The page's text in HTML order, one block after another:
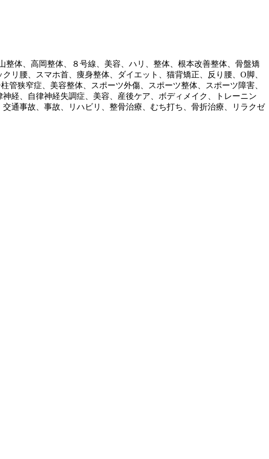
体、高岡整体、８号線、美容、ハリ、整体、根本改善整体、骨盤矯
リ腰、スマホ首、痩身整体、ダイエット、猫背矯正、反り腰、O脚、
狭窄症、美容整体、スポーツ外傷、スポーツ整体、スポーツ障害、
経、自律神経失調症、美容、産後ケア、ボディメイク、トレーニン
通事故、事故、リハビリ、整骨治療、むち打ち、骨折治療、リラクゼ